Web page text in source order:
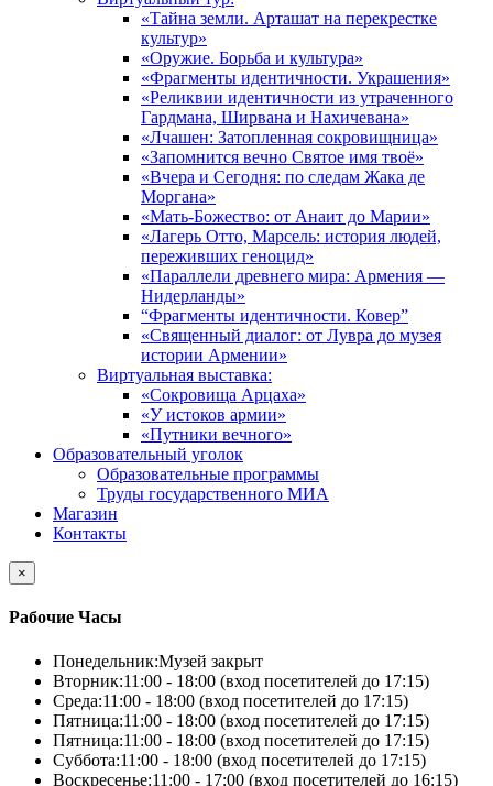
«Тайна земли. Арташат на перекрестке
культур»
«Оружие. Борьба и культура»
«Фрагменты идентичности. Украшения»
«Реликвии идентичности из утраченного
Гардмана, Ширвана и Нахичевана»
«Лчашен: Затопленная сокровищница»
«Запомнится вечно Святое имя твоё»
«Вчера и Сегодня: по следам Жака де
Моргана»
«Мать-Божество: от Анаит до Марии»
«Лагерь Отто, Марсель: история людей,
переживших геноцид»
«Параллели древнего мира: Армения —
Нидерланды»
“Фрагменты идентичности. Ковер”
«Священный диалог: от Лувра до музея
истории Армении»
Виртуальная выставка:
«Сокровища Арцаха»
«У истоков армии»
«Путники вечного»
Образовательный уголок
Образовательные программы
Труды государственного МИА
Магазин
Контакты
×
Рабочие Часы
Понедельник:Музей закрыт
Вторник:11:00 - 18:00 (вход посетителей до 17:15)
Среда:11:00 - 18:00 (вход посетителей до 17:15)
Пятница:11:00 - 18:00 (вход посетителей до 17:15)
Пятница:11:00 - 18:00 (вход посетителей до 17:15)
Суббота:11:00 - 18:00 (вход посетителей до 17:15)
Воскресенье:11:00 - 17:00 (вход посетителей до 16:15)